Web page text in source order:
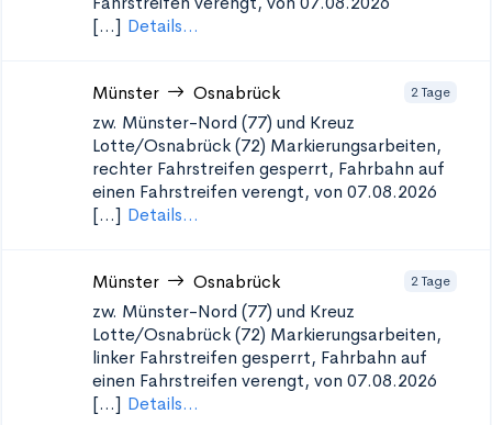
[...] Details...
Münster Osnabrück 2 Tage
zw. Münster-Nord (77) und Kreuz
Lotte/Osnabrück (72) Markierungsarbeiten,
rechter Fahrstreifen gesperrt, Fahrbahn auf
einen Fahrstreifen verengt, von 07.08.2026
[...] Details...
Münster Osnabrück 2 Tage
zw. Münster-Nord (77) und Kreuz
Lotte/Osnabrück (72) Markierungsarbeiten,
linker Fahrstreifen gesperrt, Fahrbahn auf
einen Fahrstreifen verengt, von 07.08.2026
[...] Details...